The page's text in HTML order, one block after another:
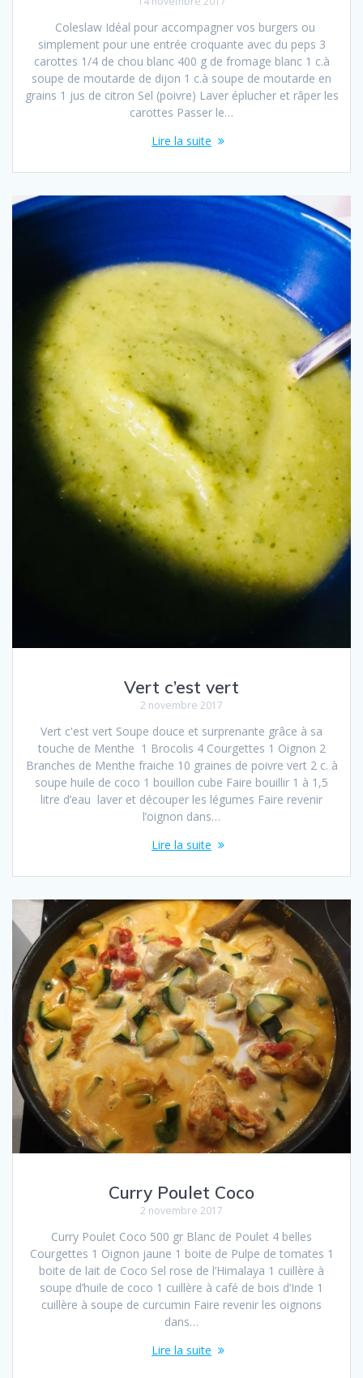
Coleslaw Idéal pour accompagner vos burgers ou
simplement pour une entrée croquante avec du peps 3
carottes 1/4 de chou blanc 400 g de fromage blanc 1 c.à
soupe de moutarde de dijon 1 c.à soupe de moutarde en
grains 1 jus de citron Sel (poivre) Laver éplucher et râper les
carottes Passer le…
Lire la suite
Vert c’est vert
2 novembre 2017
Vert c'est vert Soupe douce et surprenante grâce à sa
touche de Menthe 1 Brocolis 4 Courgettes 1 Oignon 2
Branches de Menthe fraiche 10 graines de poivre vert 2 c. à
soupe huile de coco 1 bouillon cube Faire bouillir 1 à 1,5
litre d’eau laver et découper les légumes Faire revenir
l’oignon dans…
Lire la suite
Curry Poulet Coco
2 novembre 2017
Curry Poulet Coco 500 gr Blanc de Poulet 4 belles
Courgettes 1 Oignon jaune 1 boite de Pulpe de tomates 1
boite de lait de Coco Sel rose de l’Himalaya 1 cuillère à
soupe d’huile de coco 1 cuillère à café de bois d’Inde 1
cuillère à soupe de curcumin Faire revenir les oignons
dans…
Lire la suite